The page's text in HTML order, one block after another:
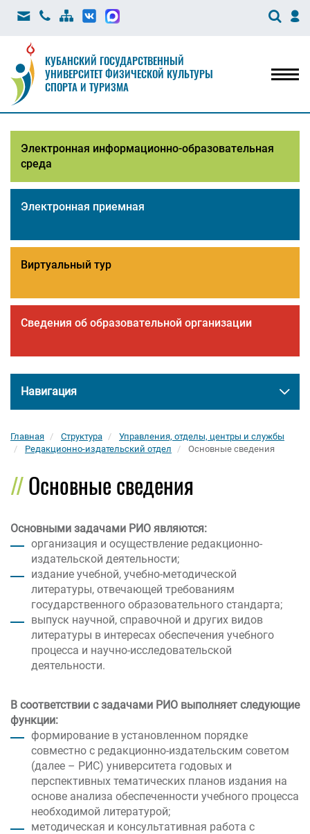
КУБАНСКИЙ ГОСУДАРСТВЕННЫЙ
УНИВЕРСИТЕТ ФИЗИЧЕСКОЙ КУЛЬТУРЫ
СПОРТА И ТУРИЗМА
Электронная информационно-образовательная
среда
Электронная приемная
Виртуальный тур
Сведения об образовательной организации
Навигация
Главная Структура
Управления, отделы, центры и службы
Редакционно-издательский отдел
Основные сведения
Основные сведения
Основными задачами РИО являются:
организация и осуществление редакционно-
издательской деятельности;
издание учебной, учебно-методической
литературы, отвечающей требованиям
государственного образовательного стандарта;
выпуск научной, справочной и других видов
литературы в интересах обеспечения учебного
процесса и научно-исследовательской
деятельности.
В соответствии с задачами РИО выполняет следующие
функции:
формирование в установленном порядке
совместно с редакционно-издательским советом
(далее – РИС) университета годовых и
перспективных тематических планов издания на
основе анализа обеспеченности учебного процесса
необходимой литературой;
методическая и консультативная работа с